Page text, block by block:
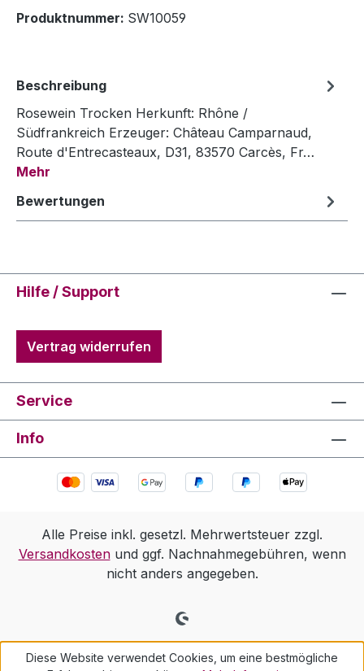
Produktnummer: SW10059
Beschreibung
Rosewein Trocken Herkunft: Rhône /
Südfrankreich Erzeuger: Château Camparnaud,
Route d'Entrecasteaux, D31, 83570 Carcès, Fr…
Mehr
Bewertungen
Hilfe / Support
Vertrag widerrufen
Service
Info
Alle Preise inkl. gesetzl. Mehrwertsteuer zzgl.
Versandkostenund ggf. Nachnahmegebühren, wenn
nicht anders angegeben.
Diese Website verwendet Cookies, um eine bestmögliche